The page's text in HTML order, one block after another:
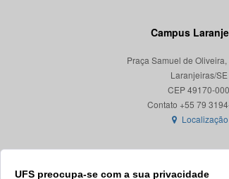
UFS preocupa-se com a sua privacidade
Campus
Praça Samuel de Oliveira,
Laranjeiras/SE
CEP 49170-000
Localização